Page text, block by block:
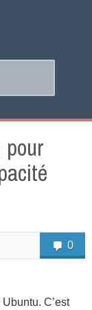
pour
0
C’est